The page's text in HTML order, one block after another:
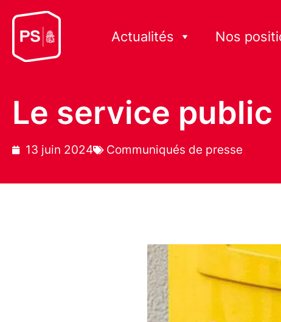
Actualités Nos
Le service
13 juin 2024 Communiqués de presse